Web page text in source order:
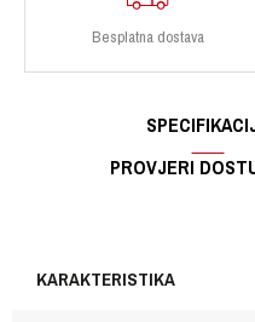
Besplatna dostava
PROVJERI
KARAKTERISTIKA